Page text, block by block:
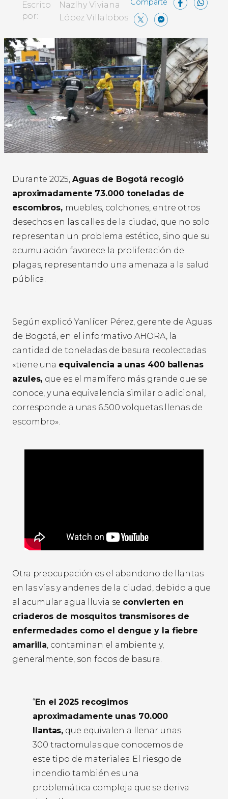
Escrito
por:
Nazlhy Viviana
López Villalobos
X
Durante 2025, Aguas de Bogotá recogió
aproximadamente 73.000 toneladas de
escombros, muebles, colchones, entre otros
desechos en las calles de la ciudad, que no solo
representan un problema estético, sino que su
acumulación favorece la proliferación de
plagas, representando una amenaza a la salud
pública.
Según explicó Yanlícer Pérez, gerente de Aguas
de Bogotá, en el informativo AHORA, la
cantidad de toneladas de basura recolectadas
«tiene una equivalencia a unas 400 ballenas
azules, que es el mamífero más grande que se
conoce, y una equivalencia similar o adicional,
corresponde a unas 6.500 volquetas llenas de
escombro».
Otra preocupación es el abandono de llantas
en las vías y andenes de la ciudad, debido a que
al acumular agua lluvia se convierten en
criaderos de mosquitos transmisores de
enfermedades como el dengue y la fiebre
amarilla, contaminan el ambiente y,
generalmente, son focos de basura.
“En el 2025 recogimos
aproximadamente unas 70.000
llantas, que equivalen a llenar unas
300 tractomulas que conocemos de
este tipo de materiales. El riesgo de
incendio también es una
problemática compleja que se deriva